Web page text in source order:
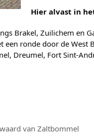
Hier alvast in
Brakel, Zuilichem en
ronde door de West
Dreumel, Fort Sint-
van Zaltbommel